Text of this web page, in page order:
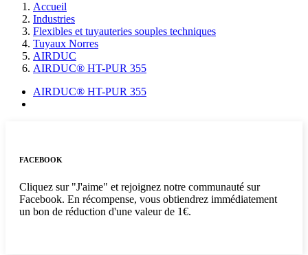
Accueil
Industries
Flexibles et tuyauteries souples techniques
Tuyaux Norres
AIRDUC
AIRDUC® HT-PUR 355
AIRDUC® HT-PUR 355
FACEBOOK
Cliquez sur "J'aime" et rejoignez notre communauté sur
Facebook. En récompense, vous obtiendrez immédiatement
un bon de réduction d'une valeur de 1€.